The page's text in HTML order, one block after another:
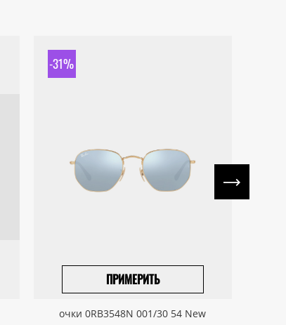
-31%
ПРИМЕРИТЬ
ПРИВЕЗТИ ПОД ЗАКАЗ
очки 0RB3548N 001/30 54 New